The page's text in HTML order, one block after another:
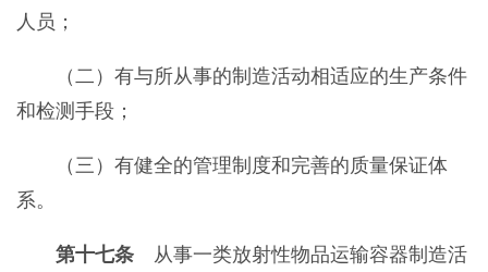
人员；
（二）有与所从事的制造活动相适应的生产条件
和检测手段；
（三）有健全的管理制度和完善的质量保证体
系。
第十七条从事一类放射性物品运输容器制造活